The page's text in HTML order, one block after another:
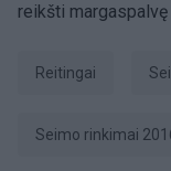
reikšti
reitingai
Seimo rinkimai